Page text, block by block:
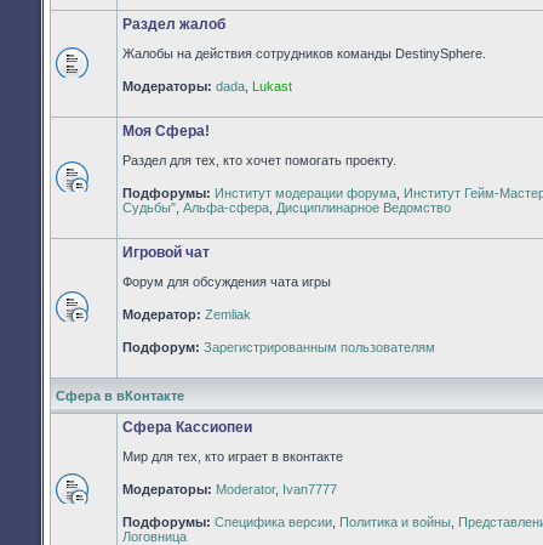
Нет
непрочитанных
Раздел жалоб
Жалобы на действия сотрудников команды DestinySphere.
Модераторы: dada Lukast
Нет
непрочитанных
Моя Сфера!
Раздел для тех, кто хочет помогать проекту.
Подфорумы: Институт модерации форума Институт Гейм-
Судьбы" Альфа-сфера Дисциплинарное Ведомство
непрочитанных
сообщений
Игровой чат
Форум для обсуждения чата игры
Модератор: Zemliak
Подфорум: Зарегистрированным пользователям
Сфера в вКонтакте
непрочитанных
сообщений
Сфера Кассиопеи
Мир для тех, кто играет в вконтакте
Модераторы: Moderator, Ivan7777
Подфорумы: Специфика версии Политика и войны
Логовница